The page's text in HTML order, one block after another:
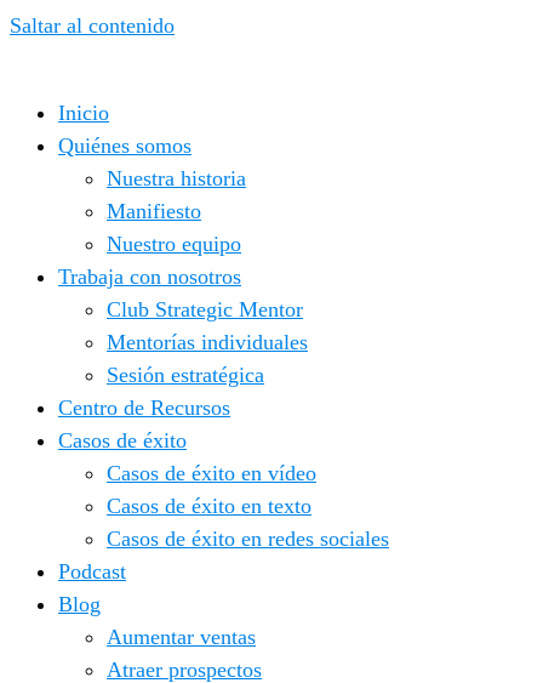
Saltar al contenido
Inicio
Quiénes somos
Nuestra historia
Manifiesto
Nuestro equipo
Trabaja con nosotros
Club Strategic Mentor
Mentorías individuales
Sesión estratégica
Centro de Recursos
Casos de éxito
Casos de éxito en vídeo
Casos de éxito en texto
Casos de éxito en redes sociales
Podcast
Blog
Aumentar ventas
Atraer prospectos